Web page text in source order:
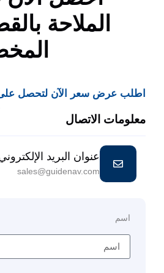
الملاحة
اطلب عرض سعر الآن لتحصل
معلومات الاتصال
عنوان البريد
sales@guidenav.com
اسم